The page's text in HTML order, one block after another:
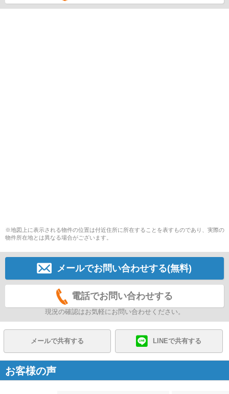
※地図上に表示される物件の位置は付近住所に所在することを表すものであり、実際の
物件所在地とは異なる場合がございます。
メールでお問い合わせする(無料)
電話でお問い合わせする
現況の確認はお気軽にお問い合わせください。
メールで共有する LINEで共有する
お客様の声